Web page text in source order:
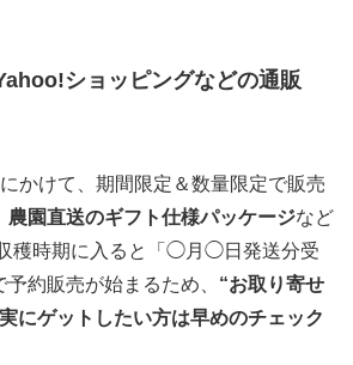
ショッピングなどの通販
かけて、期間限定＆数量限定で販売
農園直送のギフト仕様パッケージなど
穫時期に入ると「◯月◯日発送分受
約販売が始まるため、 “お取り寄せ
にゲットしたい方は早めのチェック